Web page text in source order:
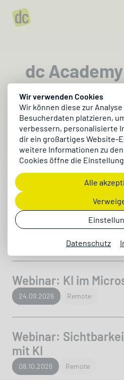
Wir verwenden Cookies
Wir können diese zur
Besucherdaten platzieren,
verbessern, personalisierte
dir ein großartiges Website-
weitere Informationen zu
Cookies öffne die
Alle
Datenschutz
dc
Besuche unsere dc
vom Wissen unserer
Bereichen des
Commerce, Online-
Modern
Mentoring Jet
Central
Remote
Webinar: KI im
24.09.2026 Remote
Webinar:
mit KI
08.10.2026 Remote